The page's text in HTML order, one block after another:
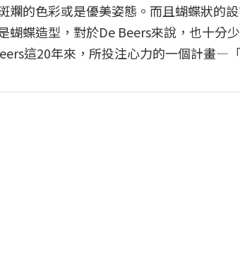
斕的色彩或是優美姿態。而且蝴蝶狀的
蝴蝶造型，對於De Beers來說，也十分
這20年來，所投注心力的一個計畫—